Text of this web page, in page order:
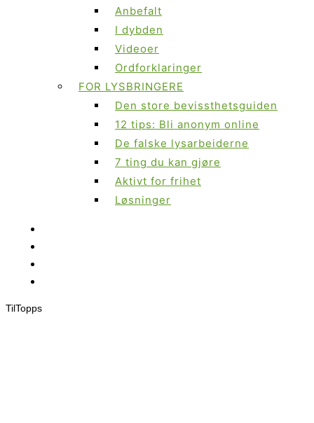
Anbefalt
I dybden
Videoer
Ordforklaringer
FOR LYSBRINGERE
Den store bevissthetsguiden
12 tips: Bli anonym online
De falske lysarbeiderne
7 ting du kan gjøre
Aktivt for frihet
Løsninger
TilTopps